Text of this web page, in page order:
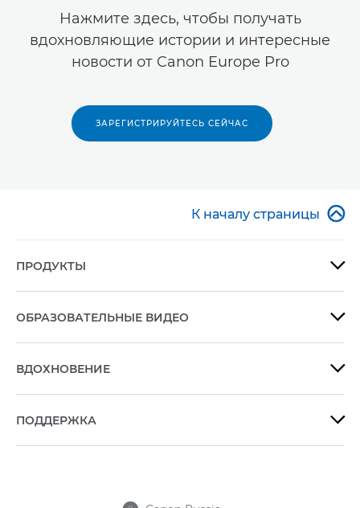
Нажмите здесь, чтобы получать
вдохновляющие истории и интересные
новости от Canon Europe Pro
ЗАРЕГИСТРИРУЙТЕСЬ СЕЙЧАС
К началу страницы 
ПРОДУКТЫ 
ОБРАЗОВАТЕЛЬНЫЕ ВИДЕО 
ВДОХНОВЕНИЕ 
ПОДДЕРЖКА 